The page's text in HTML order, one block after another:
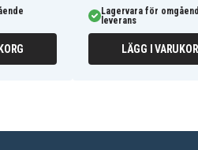
Lagervara för
leverans
LÄGG I